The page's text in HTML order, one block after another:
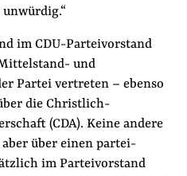
im CDU-Parteivorstand
und
Partei vertreten – ebenso
die Christlich-
(CDA). Keine andere
über einen partei-
im Parteivorstand